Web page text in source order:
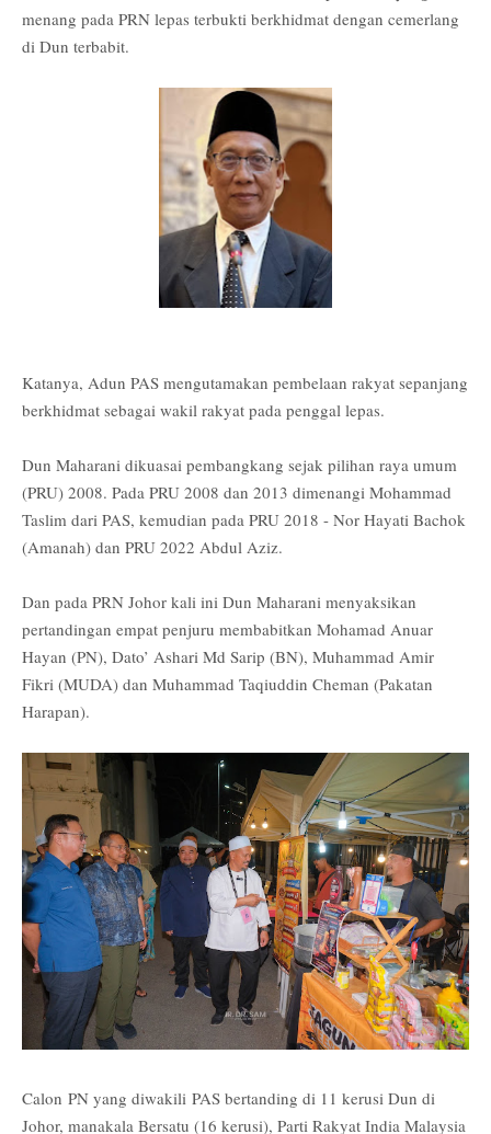
menang pada PRN lepas terbukti berkhidmat dengan cemerlang
di Dun terbabit.
Katanya, Adun PAS mengutamakan pembelaan rakyat sepanjang
berkhidmat sebagai wakil rakyat pada penggal lepas.
Dun Maharani dikuasai pembangkang sejak pilihan raya umum
(PRU) 2008. Pada PRU 2008 dan 2013 dimenangi Mohammad
Taslim dari PAS, kemudian pada PRU 2018 - Nor Hayati Bachok
(Amanah) dan PRU 2022 Abdul Aziz.
Dan pada PRN Johor kali ini Dun Maharani menyaksikan
pertandingan empat penjuru membabitkan Mohamad Anuar
Hayan (PN), Dato’ Ashari Md Sarip (BN), Muhammad Amir
Fikri (MUDA) dan Muhammad Taqiuddin Cheman (Pakatan
Harapan).
Calon PN yang diwakili PAS bertanding di 11 kerusi Dun di
Johor, manakala Bersatu (16 kerusi), Parti Rakyat India Malaysia